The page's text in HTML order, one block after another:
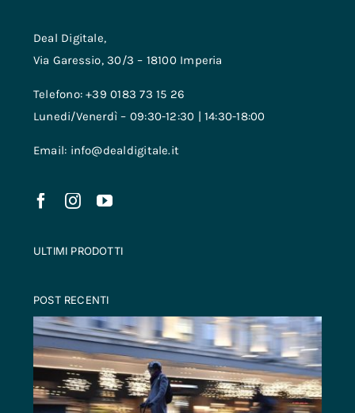
Deal Digitale,
Via Garessio, 30/3 – 18100 Imperia
Telefono: +39 0183 73 15 26
Lunedi/Venerdì – 09:30-12:30 | 14:30-18:00
Email: info@dealdigitale.it
ULTIMI PRODOTTI
POST RECENTI